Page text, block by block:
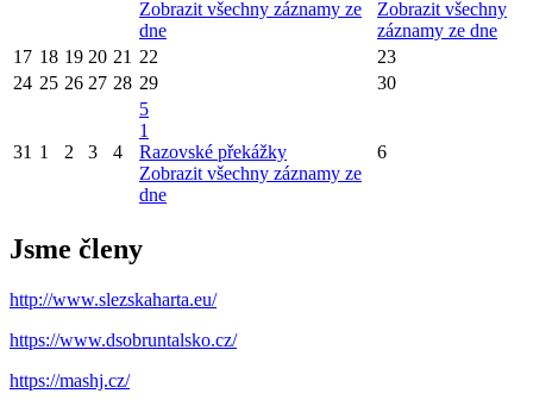
Zobrazit všechny záznamy ze
dne
Zobrazit všechny
záznamy ze dne
17 18 19 20 21 22
23
24 25 26 27 28 29 30
31 1 2 3 4
5
1
Razovské překážky
Zobrazit všechny záznamy ze
dne
6
Jsme členy
http://www.slezskaharta.eu/
https://www.dsobruntalsko.cz/
https://mashj.cz/